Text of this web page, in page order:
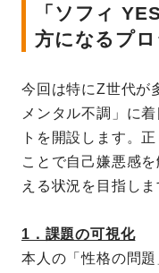
「ソフィ
方になるプ
今回は特にZ世代が
メンタル不調」に
トを開設します。
ことで自己嫌悪感
える状況を目指しま
1．課題の可視化
本人の「性格の問